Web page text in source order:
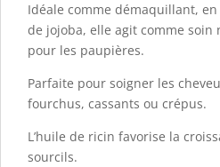
Idéale comme démaquillant, en
de jojoba, elle agit comme
pour les paupières.
Parfaite pour soigner les
fourchus, cassants ou crépus.
L’huile de ricin favorise la
sourcils.